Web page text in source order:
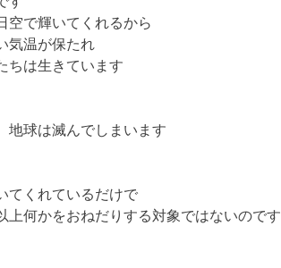
空で輝いてくれるから
気温が保たれ
ちは生きています
地球は滅んでしまいます
てくれているだけで
上何かをおねだりする対象ではないのです